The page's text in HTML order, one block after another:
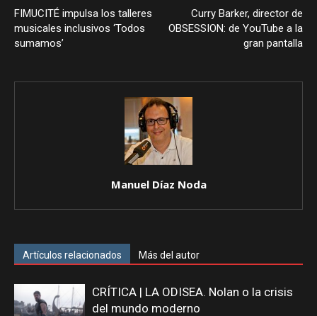
FIMUCITÉ impulsa los talleres
musicales inclusivos ‘Todos
sumamos’
Curry Barker, director de
OBSESSION: de YouTube a la
gran pantalla
Manuel Díaz Noda
Artículos relacionados Más del autor
CRÍTICA | LA ODISEA. Nolan o la crisis
del mundo moderno